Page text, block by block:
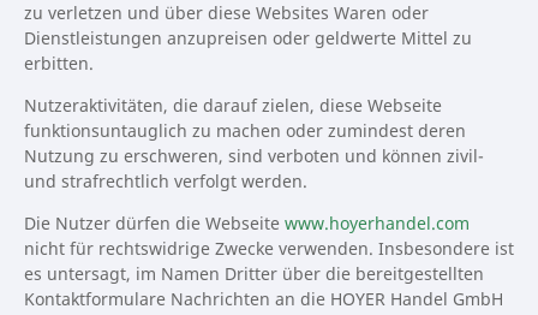
zu verletzen und über diese Websites Waren oder
Dienstleistungen anzupreisen oder geldwerte Mittel zu
erbitten.
Nutzeraktivitäten, die darauf zielen, diese Webseite
funktionsuntauglich zu machen oder zumindest deren
Nutzung zu erschweren, sind verboten und können zivil-
und strafrechtlich verfolgt werden.
Die Nutzer dürfen die Webseite www.hoyerhandel.com
nicht für rechtswidrige Zwecke verwenden. Insbesondere ist
es untersagt, im Namen Dritter über die bereitgestellten
Kontaktformulare Nachrichten an die HOYER Handel GmbH